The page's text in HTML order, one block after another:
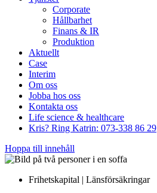
Corporate
Hållbarhet
Finans & IR
Produktion
Aktuellt
Case
Interim
Om oss
Jobba hos oss
Kontakta oss
Life science & healthcare
Kris? Ring Katrin: 073-338 86 29
Hoppa till innehåll
Frihetskapital | Länsförsäkringar